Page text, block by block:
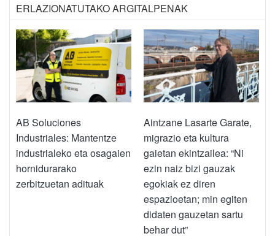
ERLAZIONATUTAKO ARGITALPENAK
AB Soluciones
Industriales: Mantentze
industrialeko eta osagaien
hornidurarako
zerbitzuetan adituak
Aintzane Lasarte Garate,
migrazio eta kultura
gaietan ekintzailea: “Ni
ezin naiz bizi gauzak
egokiak ez diren
espazioetan; min egiten
didaten gauzetan sartu
behar dut”